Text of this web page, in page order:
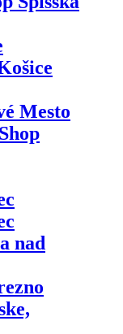
Mesto
nad